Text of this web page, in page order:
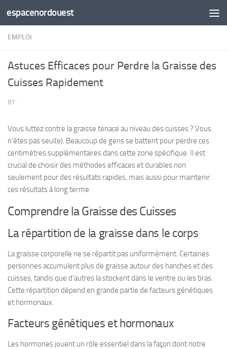
Skip to content
espacenordouest
EMPLOI
Astuces Efficaces pour Perdre la Graisse des
Cuisses Rapidement
BY ·
Vous luttez contre la graisse tenace au niveau des cuisses ? Vous
n’êtes pas seul(e). Beaucoup de gens se battent pour perdre ces
centimètres supplémentaires dans cette zone spécifique. Il est
crucial de choisir des méthodes efficaces et durables non
seulement pour des résultats rapides, mais aussi pour maintenir
ces résultats à long terme.
Comprendre la Graisse des Cuisses
La répartition de la graisse dans le corps
La graisse corporelle ne se répartit pas uniformément. Certaines
personnes accumulent plus de graisse autour des hanches et des
cuisses, tandis que d’autres la stockent dans le ventre ou les bras.
Cette répartition dépend en grande partie de facteurs génétiques
et hormonaux.
Facteurs génétiques et hormonaux
Les hormones jouent un rôle essentiel dans la façon dont notre